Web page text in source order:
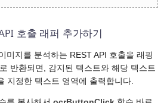
호출 래퍼 추가하기
미지를 분석하는 REST API 호출을 래핑
반환되면, 감지된 텍스트와 해당 텍스트
지정한 텍스트 영역에 출력합니다.